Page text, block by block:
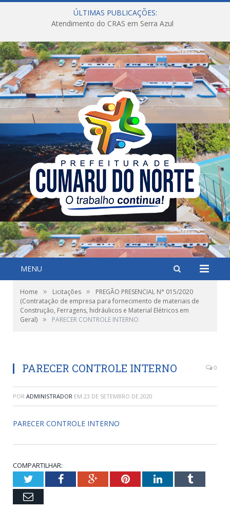
ÚLTIMAS PUBLICAÇÕES:
Atendimento do CRAS em Serra Azul
MENU
Home » Licitações »
PREGÃO PRESENCIAL N° 015/2020
(Contratação de empresa para fornecimento de materiais de
Construção, Ferragens, hidráulicos e Material Elétricos em
Geral) » PARECER CONTROLE INTERNO
PARECER CONTROLE INTERNO 0
POR ADMINISTRADOR EM 23 DE SETEMBRO DE 2020
PARECER CONTROLE INTERNO
COMPARTILHAR:
TwitterFacebookGoogle+PinterestLinkedInTumblr
Email